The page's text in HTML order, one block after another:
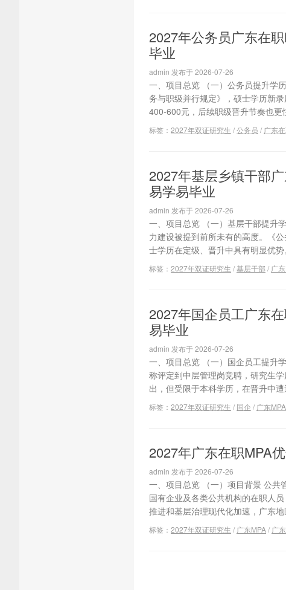
2027年公务员广东在
毕业
admin 发布于 2026-07-26
一、项目总览 （一）公务员提升学
务与职级并行规定》，硕士学历新
400-600元，后续职级晋升节奏也
标签： 2027年双证研究生 /公务员 / 广东
2027年基层乡镇干部
易学易毕业
admin 发布于 2026-07-26
一、项目总览 （一）基层干部提升
力建设被提到前所未有的高度。《
士学历在定级、晋升中具有明显优
标签： 2027年双证研究生 / 基层干部 / 广
2027年国企员工广东
易毕业
admin 发布于 2026-07-26
一、项目总览 （一）国企员工提升
称评定到中层管理岗竞聘，研究生
出，但受限于本科学历，在晋升中遭
标签： 2027年双证研究生 / 国企 / 广东MPA
2027年广东在职MPA
admin 发布于 2026-07-26
一、项目总览 （一）项目背景 公共
国有企业及各类公共机构的在职人
推进和基层治理现代化加速，广东
标签： 2027年双证研究生 / 广东MPA/ 广